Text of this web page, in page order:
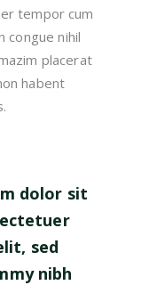
tempor cum
congue nihil
placerat
habent
dolor sit
sed
nibh